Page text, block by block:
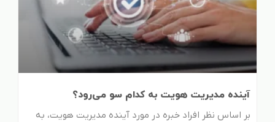
آینده مدیریت هویت به کدام سو می‌رود؟
بر اساس نظر افراد خبره در مورد آینده مدیریت هویت، به